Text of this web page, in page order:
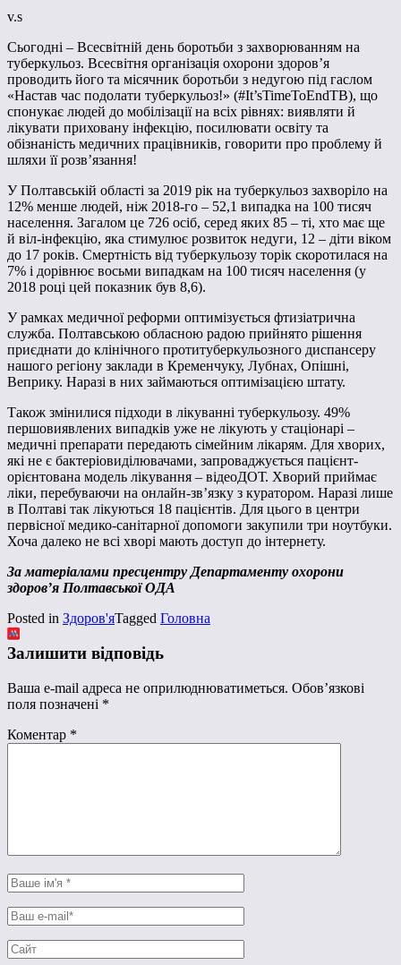
v.s
Сьогодні – Всесвітній день боротьби з захворюванням на
туберкульоз. Всесвітня організація охорони здоров’я
проводить його та місячник боротьби з недугою під гаслом
«Настав час подолати туберкульоз!» (#It’sTimeToEndTB), що
спонукає людей до мобілізації на всіх рівнях: виявляти й
лікувати приховану інфекцію, посилювати освіту та
обізнаність медичних працівників, говорити про проблему й
шляхи її розв’язання!
У Полтавській області за 2019 рік на туберкульоз захворіло на
12% менше людей, ніж 2018-го – 52,1 випадка на 100 тисяч
населення. Загалом це 726 осіб, серед яких 85 – ті, хто має ще
й віл-інфекцію, яка стимулює розвиток недуги, 12 – діти віком
до 17 років. Смертність від туберкульозу торік скоротилася на
7% і дорівнює восьми випадкам на 100 тисяч населення (у
2018 році цей показник був 8,6).
У рамках медичної реформи оптимізується фтизіатрична
служба. Полтавською обласною радою прийнято рішення
приєднати до клінічного протитуберкульозного диспансеру
нашого регіону заклади в Кременчуку, Лубнах, Опішні,
Веприку. Наразі в них займаються оптимізацією штату.
Також змінилися підходи в лікуванні туберкульозу. 49%
першовиявлених випадків уже не лікують у стаціонарі –
медичні препарати передають сімейним лікарям. Для хворих,
які не є бактеріовиділювачами, запроваджується пацієнт-
орієнтована модель лікування – відеоДОТ. Хворий приймає
ліки, перебуваючи на онлайн-зв’язку з куратором. Наразі лише
в Полтаві так лікуються 18 пацієнтів. Для цього в центри
первісної медико-санітарної допомоги закупили три ноутбуки.
Хоча далеко не всі хворі мають доступ до інтернету.
За матеріалами пресцентру Департаменту охорони
здоров’я Полтавської ОДА
Posted in Здоров'яTagged Головна
Залишити відповідь
Ваша e-mail адреса не оприлюднюватиметься. Обов’язкові
поля позначені *
Коментар *